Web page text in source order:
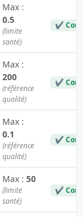
Max :
0.5
(limite
santé)
✔
Max :
200
(référence
qualité)
✔
Max :
0.1
(référence
qualité)
✔
Max : 50
(limite
santé)
✔